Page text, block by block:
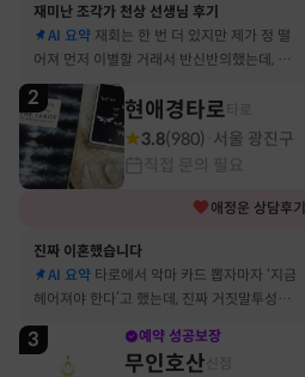
재미난 조각가 천상 선생님 후기
AI 요약 재회는 한 번 더 있지만 제가 정 떨
어져 먼저 이별할 거래서 반신반의했는데, 정
말 재회 후 제가 먼저 헤어지자고 했어요
2 현애경타로
3.8(980) 서울 광진구
애정운 상담후기
진짜 이혼했습니다
AI 요약 타로에서 악마 카드 뽑자마자 ‘지금
헤어져야 한다’고 했는데, 진짜 거짓말투성이
결혼 생활 끝에 이혼 숙고 중이에요
3 예약 성공보장
무인호산